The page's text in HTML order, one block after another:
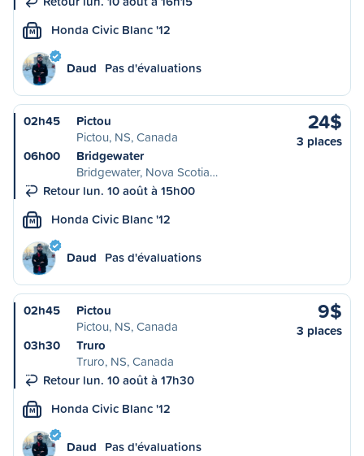
M Honda Civic Blanc '12
Daud Pas d'évaluations
02h45
Pictou
Pictou, NS, Canada
06h00
Bridgewater
Bridgewater, Nova Scotia…
Retour lun. 10 août à 15h00
24$
3 places
M Honda Civic Blanc '12
Daud Pas d'évaluations
02h45
Pictou
Pictou, NS, Canada
03h30
Truro
Truro, NS, Canada
Retour lun. 10 août à 17h30
9$
3 places
M Honda Civic Blanc '12
Daud Pas d'évaluations